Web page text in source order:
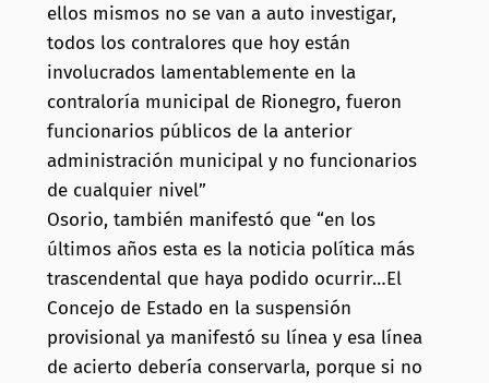
ellos mismos no se van a auto investigar,
todos los contralores que hoy están
involucrados lamentablemente en la
contraloría municipal de Rionegro, fueron
funcionarios públicos de la anterior
administración municipal y no funcionarios
de cualquier nivel”
Osorio, también manifestó que “en los
últimos años esta es la noticia política más
trascendental que haya podido ocurrir…El
Concejo de Estado en la suspensión
provisional ya manifestó su línea y esa línea
de acierto debería conservarla, porque si no